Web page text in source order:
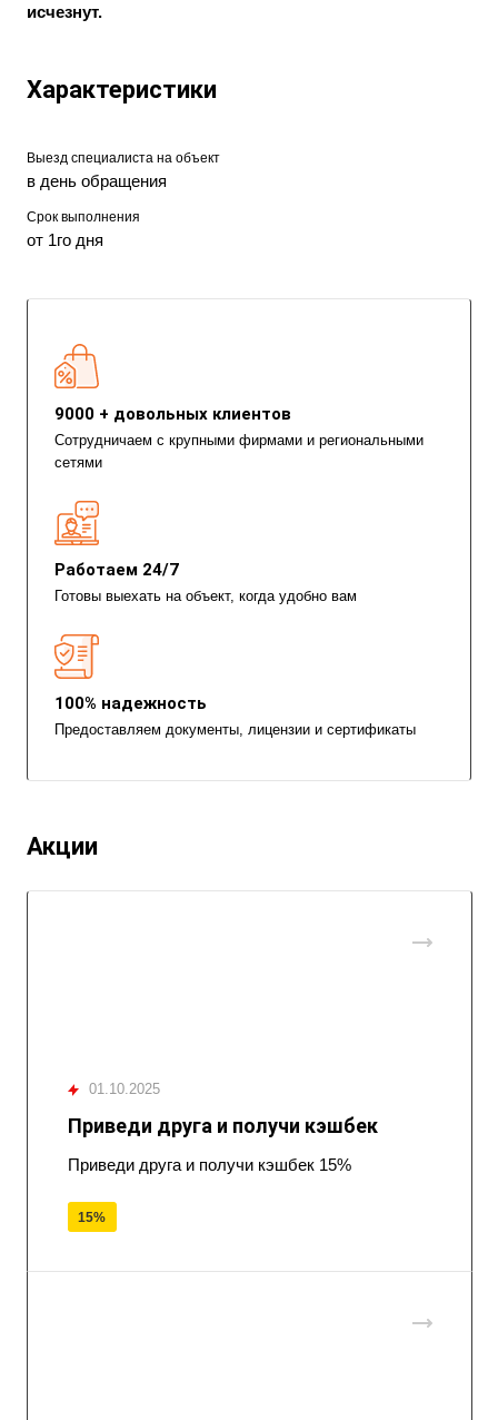
исчезнут.
Характеристики
Выезд специалиста на объект
в день обращения
Срок выполнения
от 1го дня
9000 + довольных клиентов
Сотрудничаем с крупными фирмами и региональными
сетями
Работаем 24/7
Готовы выехать на объект, когда удобно вам
100% надежность
Предоставляем документы, лицензии и сертификаты
Акции
01.10.2025
Приведи друга и получи кэшбек
Приведи друга и получи кэшбек 15%
15%